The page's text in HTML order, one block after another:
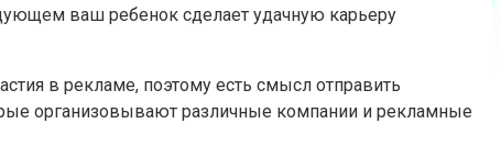
ваш ребенок сделает удачную карьеру
в рекламе, поэтому есть смысл отправить
организовывают различные компании и рекламные